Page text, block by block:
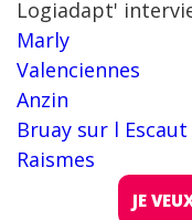
Logiadapt'
Marly
Valenciennes
Anzin
Bruay sur l Escaut
Raismes
JE